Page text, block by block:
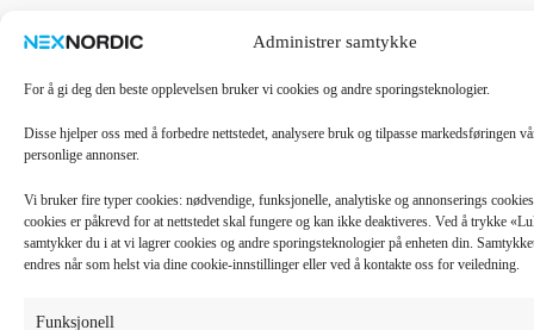
Administrer samtykke
For å gi deg den beste opplevelsen bruker vi cookies og andre sporingsteknologier.
Disse hjelper oss med å forbedre nettstedet, analysere bruk og tilpasse markedsføringen
personlige annonser.
Vi bruker fire typer cookies: nødvendige, funksjonelle, analytiske og annonserings
cookies er påkrevd for at nettstedet skal fungere og kan ikke deaktiveres. Ved å trykke
samtykker du i at vi lagrer cookies og andre sporingsteknologier på enheten din.
endres når som helst via dine cookie-innstillinger eller ved å kontakte oss for veiledning.
Funksjonell